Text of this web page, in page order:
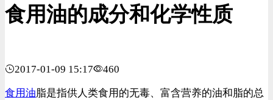
食用油的成分和化学性质
2017-01-09 15:17 460
食用油脂是指供人类食用的无毒、富含营养的油和脂的总